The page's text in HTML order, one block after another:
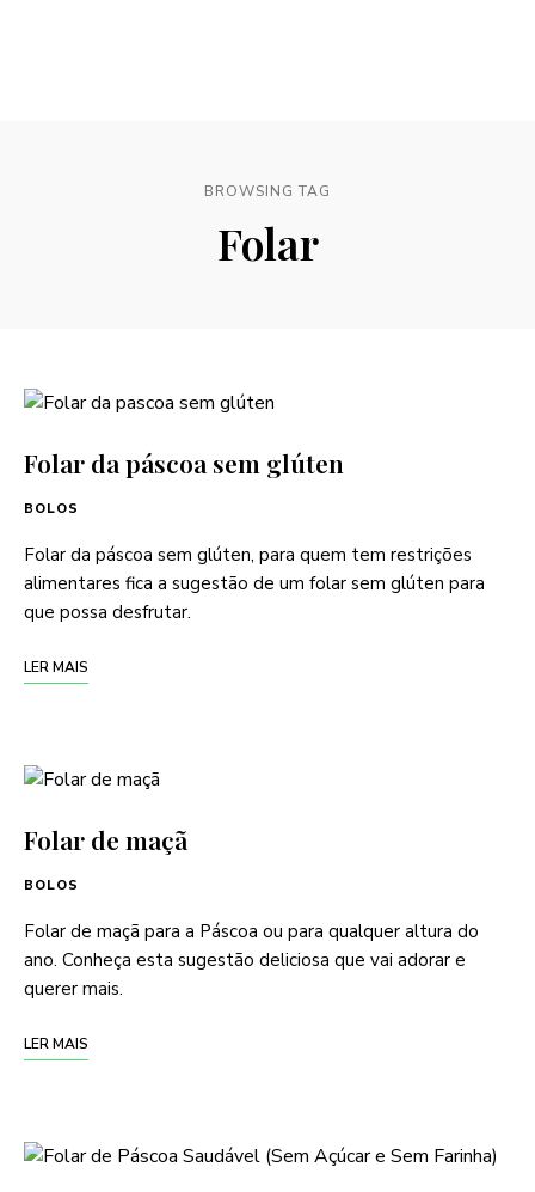
BROWSING TAG
Folar
Folar da páscoa sem glúten
BOLOS
Folar da páscoa sem glúten, para quem tem restrições
alimentares fica a sugestão de um folar sem glúten para
que possa desfrutar.
LER MAIS
Folar de maçã
BOLOS
Folar de maçã para a Páscoa ou para qualquer altura do
ano. Conheça esta sugestão deliciosa que vai adorar e
querer mais.
LER MAIS